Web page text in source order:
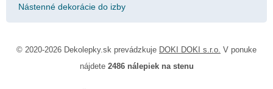
Nástenné dekorácie do izby
© 2020-2026 Dekolepky.sk prevádzkuje DOKI DOKI s.r.o. V ponuke
nájdete 2486 nálepiek na stenu